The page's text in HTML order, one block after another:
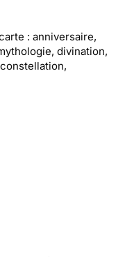
: anniversaire,
divination,